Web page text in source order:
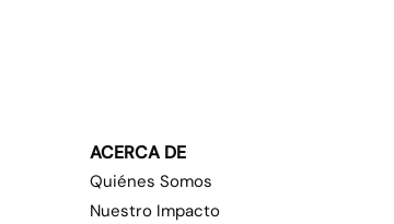
ACERCA DE
Quiénes Somos
Nuestro Impacto